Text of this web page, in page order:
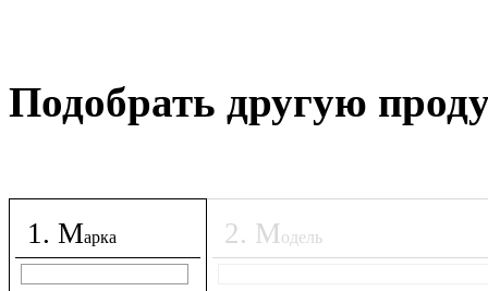
Подобрать другую
1. Марка 2. Модель